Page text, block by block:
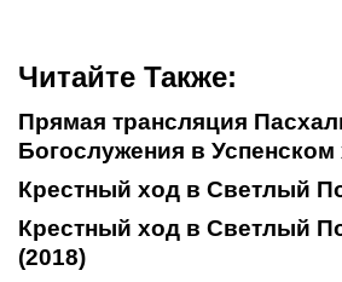
Читайте Также:
Прямая трансляция
Богослужения в Успенском
Крестный ход в Светлый
Крестный ход в Светлый
(2018)